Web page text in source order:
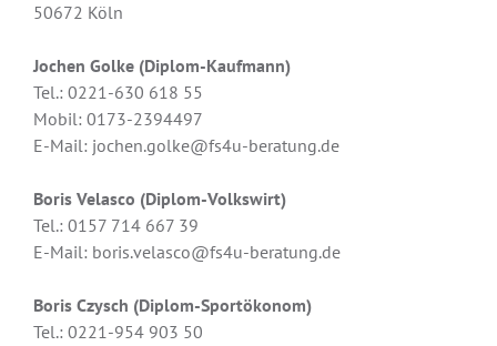
50672 Köln
Jochen Golke (Diplom-Kaufmann)
Tel.: 0221-630 618 55
Mobil: 0173-2394497
E-Mail: jochen.golke@fs4u-beratung.de
Boris Velasco (Diplom-Volkswirt)
Tel.: 0157 714 667 39
E-Mail: boris.velasco@fs4u-beratung.de
Boris Czysch (Diplom-Sportökonom)
Tel.: 0221-954 903 50